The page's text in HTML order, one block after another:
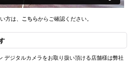
方は、 こちらからご確認ください。
デジタルカメラをお取り扱い頂ける店舗様は弊社